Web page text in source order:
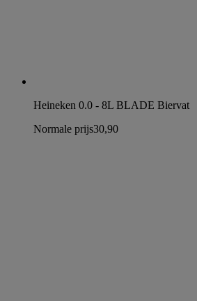
Heineken 0.0 - 8L BLADE Biervat
Normale prijs30,90